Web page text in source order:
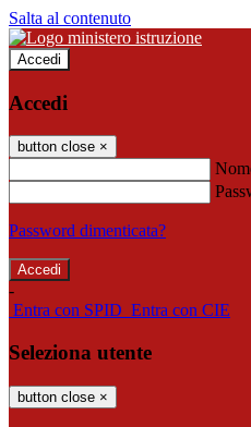
Salta al contenuto
Accedi
Accedi
button close ×
Password dimenticata?
-
Entra con SPID Entra con CIE
Seleziona utente
button close ×